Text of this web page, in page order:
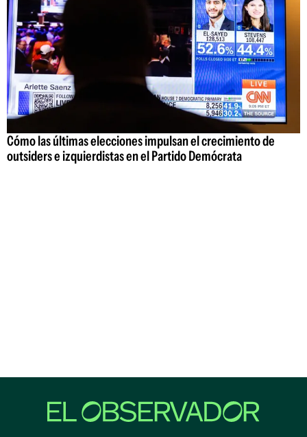
Cómo las últimas elecciones impulsan el crecimiento de
outsiders e izquierdistas en el Partido Demócrata